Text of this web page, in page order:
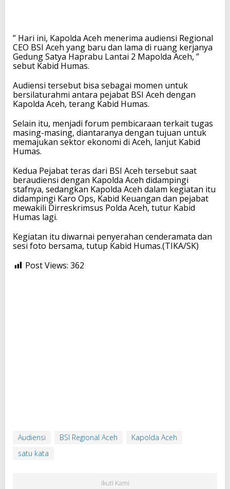
” Hari ini, Kapolda Aceh menerima audiensi Regional
CEO BSI Aceh yang baru dan lama di ruang kerjanya
Gedung Satya Haprabu Lantai 2 Mapolda Aceh, ”
sebut Kabid Humas.
Audiensi tersebut bisa sebagai momen untuk
bersilaturahmi antara pejabat BSI Aceh dengan
Kapolda Aceh, terang Kabid Humas.
Selain itu, menjadi forum pembicaraan terkait tugas
masing-masing, diantaranya dengan tujuan untuk
memajukan sektor ekonomi di Aceh, lanjut Kabid
Humas.
Kedua Pejabat teras dari BSI Aceh tersebut saat
beraudiensi dengan Kapolda Aceh didampingi
stafnya, sedangkan Kapolda Aceh dalam kegiatan itu
didampingi Karo Ops, Kabid Keuangan dan pejabat
mewakili Dirreskrimsus Polda Aceh, tutur Kabid
Humas lagi.
Kegiatan itu diwarnai penyerahan cenderamata dan
sesi foto bersama, tutup Kabid Humas.(TIKA/SK)
Post Views: 362
Audiensi BSI Regional Aceh
Kapolda Aceh
satu kata
Ikuti Kami